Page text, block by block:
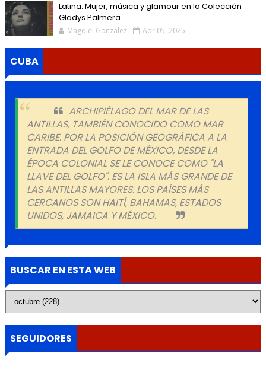
Latina: Mujer, música y glamour en la Colección
Gladys Palmera.
Magdiel González Apr 05, 2025
CUBA
ARCHIPIÉLAGO DEL MAR DE LAS
ANTILLAS, TAMBIÉN CONOCIDO COMO MAR
CARIBE. POR LA POSICIÓN GEOGRÁFICA A LA
ENTRADA DEL GOLFO DE MÉXICO, DESDE LA
ÉPOCA COLONIAL SE LE CONOCE COMO "LA
LLAVE DEL GOLFO". ES LA ISLA MÁS GRANDE DE
LAS ANTILLAS MAYORES. LOS PAÍSES MÁS
CERCANOS SON HAITÍ, BAHAMAS, ESTADOS
UNIDOS, JAMAICA Y MÉXICO.
BUSCAR EN ESTA WEB
SEGUIDORES